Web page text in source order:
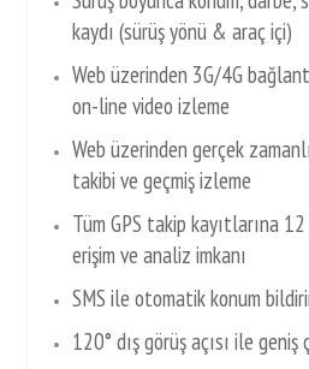
kaydı (sürüş yönü & araç içi)
Web üzerinden 3G/4G
on-line video izleme
Web üzerinden gerçek
takibi ve geçmiş izleme
Tüm GPS takip kayıtlarına 12
erişim ve analiz imkanı
SMS ile otomatik konum
120° dış görüş açısı ile geniş